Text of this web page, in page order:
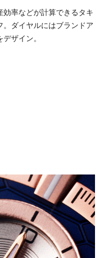
率などが計算できるタキ
。ダイヤルにはブランドア
ザイン。